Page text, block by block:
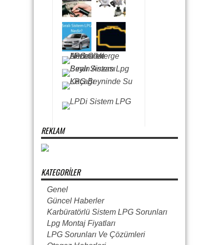
REKLAM
KATEGORILER
Genel
Güncel Haberler
Karbüratörlü Sistem LPG Sorunları
Lpg Montaj Fiyatları
LPG Sorunları Ve Çözümleri